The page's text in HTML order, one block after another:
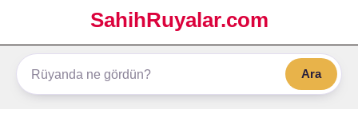
SahihRuyalar.com
Ara